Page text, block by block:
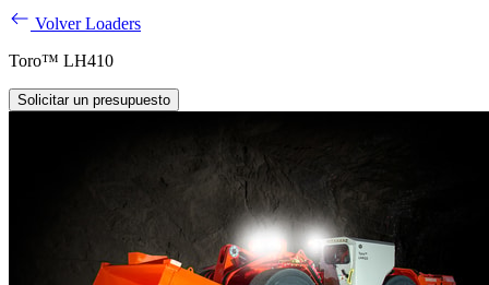
Volver Loaders
Toro™ LH410
Solicitar un presupuesto